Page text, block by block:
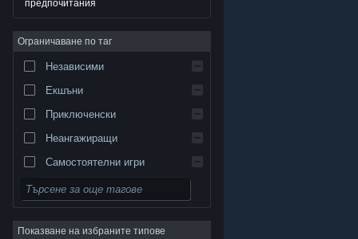
търговски марки принадлежат на съответните им
собственици в САЩ и други страни.
поверителност
Юридическа информация
Достъпност|Условия за ползване на Steam|
Английски
Испански — Испания
предпочитания
Ограничаване по таг
Независими
Екшъни
Приключенски
Неангажиращи
Самостоятелни игри
Симулации
Ролеви
Стратегии
Показване на избраните типове